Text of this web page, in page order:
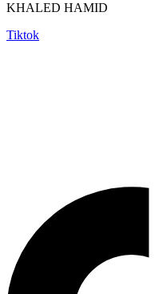
KHALED HAMID
Tiktok